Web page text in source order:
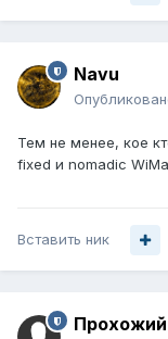
Navu
Тем не менее, кое
fixed и nomadic
Вставить ник
Прохожий